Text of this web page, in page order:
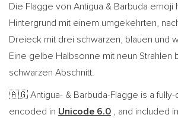
Die Flagge von Antigua & Barbuda emoji
Hintergrund mit einem umgekehrten,
Dreieck mit drei schwarzen, blauen und
Eine gelbe Halbsonne mit neun Strahlen
schwarzen Abschnitt.
🇦🇬 Antigua- & Barbuda-Flagge is a
encoded in Unicode 6.0 , and included